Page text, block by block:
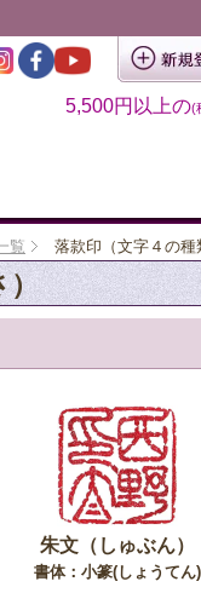
5,500円以上の(
覧 落款印（文字４の種
）
朱文 （しゅぶん）
書体：小篆(しょうてん)